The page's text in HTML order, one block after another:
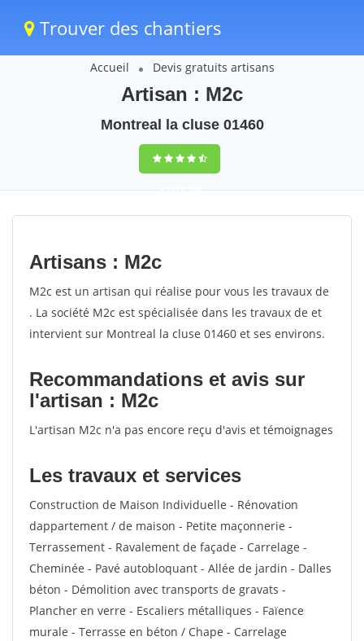
Trouver des chantiers
Accueil Devis gratuits artisans
Artisan : M2c
Montreal la cluse 01460
trouver des
chantiers
4,8 (100%) 255
Artisans : M2c
M2c est un artisan qui réalise pour vous les travaux de
. La société M2c est spécialisée dans les travaux de et
intervient sur Montreal la cluse 01460 et ses environs.
Recommandations et avis sur
l'artisan : M2c
L'artisan M2c n'a pas encore reçu d'avis et témoignages
Les travaux et services
Construction de Maison Individuelle - Rénovation
dappartement / de maison - Petite maçonnerie -
Terrassement - Ravalement de façade - Carrelage -
Cheminée - Pavé autobloquant - Allée de jardin - Dalles
béton - Démolition avec transports de gravats -
Plancher en verre - Escaliers métalliques - Faïence
murale - Terrasse en béton / Chape - Carrelage